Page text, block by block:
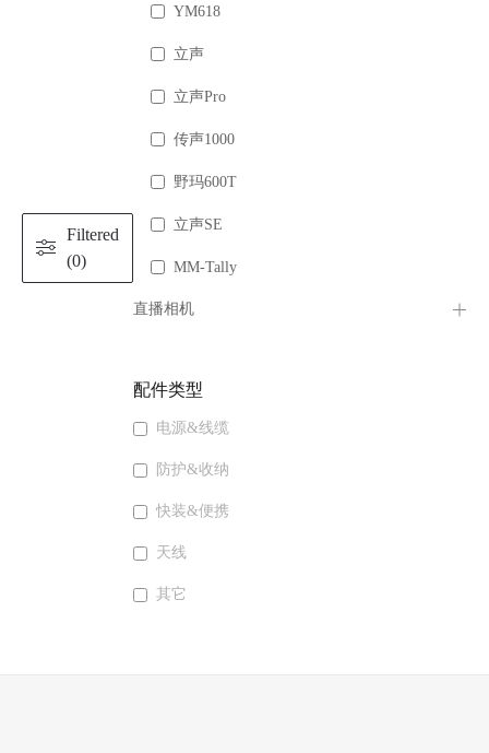
Filtered
(0)
YM618
立声
立声Pro
传声1000
野玛600T
立声SE
MM-Tally
直播相机
配件类型
电源&线缆
防护&收纳
快装&便携
天线
其它